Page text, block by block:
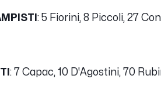
: 5 Fiorini, 8 Piccoli, 27
: 7 Capac, 10 D'Agostini, 70